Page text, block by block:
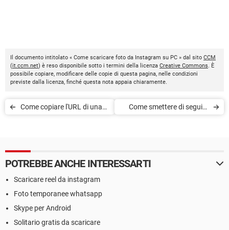
Il documento intitolato « Come scaricare foto da Instagram su PC » dal sito CCM
(it.ccm.net) è reso disponibile sotto i termini della licenza Creative Commons. È
possibile copiare, modificare delle copie di questa pagina, nelle condizioni
previste dalla licenza, finché questa nota appaia chiaramente.
Come copiare l'URL di una
Come smettere di seguire
POTREBBE ANCHE INTERESSARTI
Scaricare reel da instagram
Foto temporanee whatsapp
Skype per Android
Solitario gratis da scaricare